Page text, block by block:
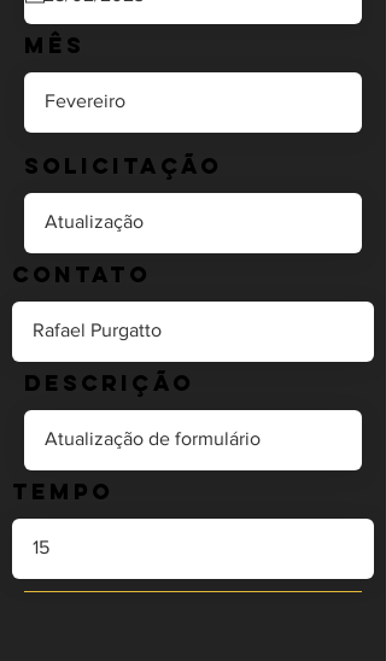
Mês
Solicitação
Contato
Descrição
Tempo